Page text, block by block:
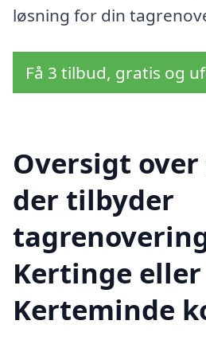
løsning for din
Få 3 tilbud, gratis og
Oversigt
der tilbyder
Kertinge
Kerteminde